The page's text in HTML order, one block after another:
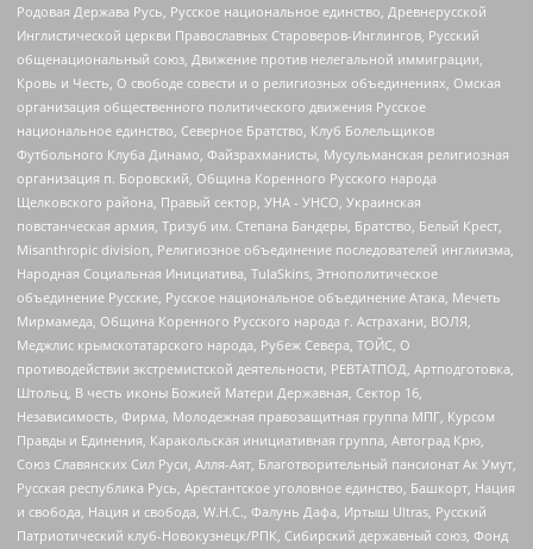
Родовая Держава Русь, Русское национальное единство, Древнерусской
Инглистической церкви Православных Староверов-Инглингов, Русский
общенациональный союз, Движение против нелегальной иммиграции,
Кровь и Честь, О свободе совести и о религиозных объединениях, Омская
организация общественного политического движения Русское
национальное единство, Северное Братство, Клуб Болельщиков
Футбольного Клуба Динамо, Файзрахманисты, Мусульманская религиозная
организация п. Боровский, Община Коренного Русского народа
Щелковского района, Правый сектор, УНА - УНСО, Украинская
повстанческая армия, Тризуб им. Степана Бандеры, Братство, Белый Крест,
Misanthropic division, Религиозное объединение последователей инглиизма,
Народная Социальная Инициатива, TulaSkins, Этнополитическое
объединение Русские, Русское национальное объединение Атака, Мечеть
Мирмамеда, Община Коренного Русского народа г. Астрахани, ВОЛЯ,
Меджлис крымскотатарского народа, Рубеж Севера, ТОЙС, О
противодействии экстремистской деятельности, РЕВТАТПОД, Артподготовка,
Штольц, В честь иконы Божией Матери Державная, Сектор 16,
Независимость, Фирма, Молодежная правозащитная группа МПГ, Курсом
Правды и Единения, Каракольская инициативная группа, Автоград Крю,
Союз Славянских Сил Руси, Алля-Аят, Благотворительный пансионат Ак Умут,
Русская республика Русь, Арестантское уголовное единство, Башкорт, Нация
и свобода, Нация и свобода, W.H.С., Фалунь Дафа, Иртыш Ultras, Русский
Патриотический клуб-Новокузнецк/РПК, Сибирский державный союз, Фонд